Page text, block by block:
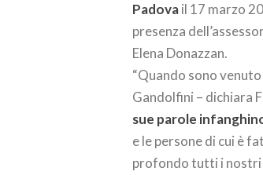
Padovail 17 marzo
presenza
Elena Donazzan.
“Quando sono
Gandolfini – dichiara
sue parole
e le persone di cui è
profondo tutti i nostri